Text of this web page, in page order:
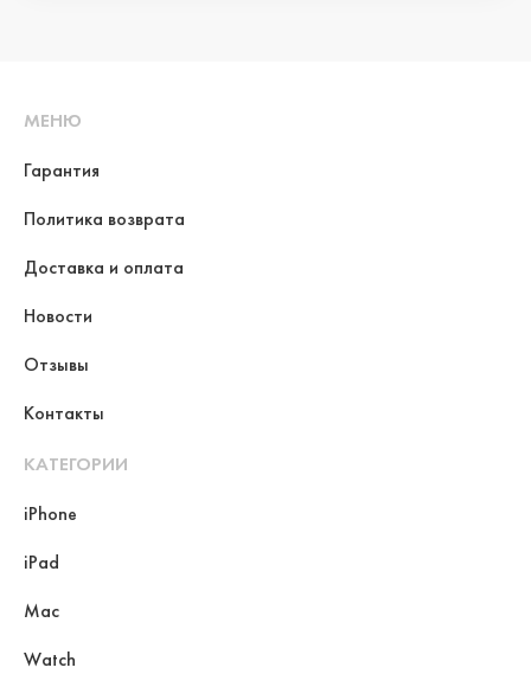
МЕНЮ
Гарантия
Политика возврата
Доставка и оплата
Новости
Отзывы
Контакты
КАТЕГОРИИ
iPhone
iPad
Mac
Watch